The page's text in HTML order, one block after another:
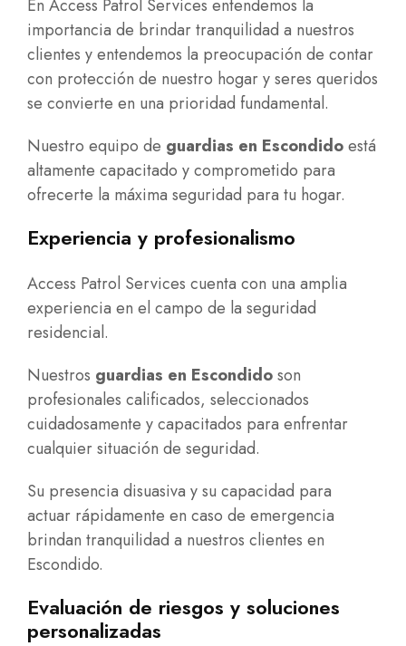
En Access Patrol Services entendemos la
importancia de brindar tranquilidad a nuestros
clientes y entendemos la preocupación de contar
con protección de nuestro hogar y seres queridos
se convierte en una prioridad fundamental.
Nuestro equipo de guardias en Escondidoestá
altamente capacitado y comprometido para
ofrecerte la máxima seguridad para tu hogar.
Experiencia y profesionalismo
Access Patrol Services cuenta con una amplia
experiencia en el campo de la seguridad
residencial.
Nuestros guardias en Escondidoson
profesionales calificados, seleccionados
cuidadosamente y capacitados para enfrentar
cualquier situación de seguridad.
Su presencia disuasiva y su capacidad para
actuar rápidamente en caso de emergencia
brindan tranquilidad a nuestros clientes en
Escondido.
Evaluación de riesgos y soluciones
personalizadas